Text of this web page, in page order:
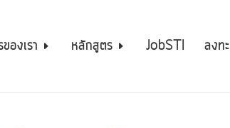
องเรา หลักสูตร JobSTI ลงท